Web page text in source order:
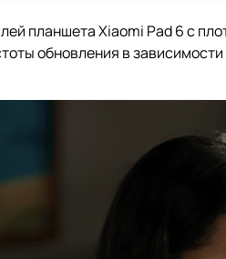
планшета Xiaomi Pad 6 с
обновления в